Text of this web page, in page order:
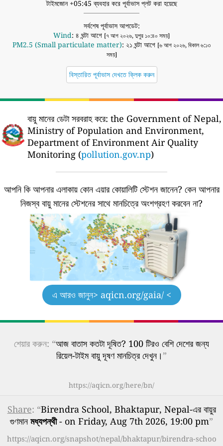
টাইমজোন +05:45 ব্যবহার করে পূর্বাভাস প্লট করা হয়েছে
সর্বশেষ পূর্বাভাস আপডেট:
Wind: ৪ ঘন্টা আগে [৭ আগ ২০২৬, দুপুর ১০:৪০ সময়]
PM2.5 (Small particulate matter): ২১ ঘন্টা আগে [৬ আগ ২০২৬, বিকাল ৬:১৩
সময়]
বিস্তারিত পূর্বাভাস দেখতে ক্লিক করুন
বায়ু মানের ডেটা সরবরাহ করে: the Government of Nepal,
Ministry of Population and Environment,
Department of Environment Air Quality
Monitoring (pollution.gov.np)
আপনি কি আপনার এলাকায় কোন এয়ার কোয়ালিটি স্টেশন জানেন? কেন আপনার
নিজস্ব বায়ু মানের স্টেশনের সাথে মানচিত্রে অংশগ্রহণ করবেন না?
এ আরও জানুন> aqicn.org/gaia/ <
শেয়ার করুন: “আজ বাতাস কতটা দূষিত? 100 টিরও বেশি দেশের জন্য
রিয়েল-টাইম বায়ু দূষণ মানচিত্র দেখুন।”
https://aqicn.org/here/bn/
Share: “Birendra School, Bhaktapur, Nepal-এর বায়ুর
গুণমান মধ্যপন্থী- on Friday, Aug 7th 2026, 19:00 pm”
https://aqicn.org/snapshot/nepal/bhaktapur/birendra-schoo